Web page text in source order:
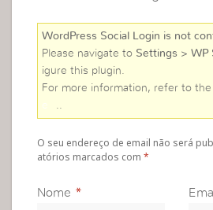
WordPress Social Login is not
Please navigate to Settings > WP
igure this plugin.
For more information, refer to the
e
O seu endereço de email não será
atórios marcados com*
Nome *